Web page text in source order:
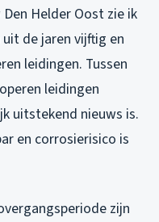
Helder Oost zie ik
de jaren vijftig en
leidingen. Tussen
leidingen
uitstekend nieuws is.
en corrosierisico is
zijn